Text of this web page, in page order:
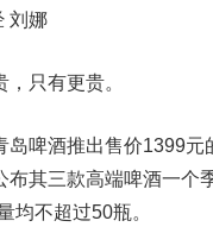
娜
只有更贵。
酒推出售价1399元
布其三款高端啤酒一个
均不超过50瓶。